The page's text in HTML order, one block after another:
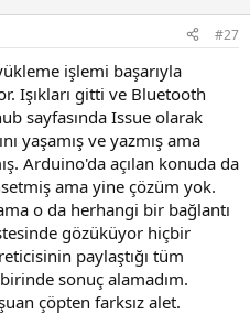
#27
işlemi başarıyla
Işıkları gitti ve Bluetooth
sayfasında Issue olarak
yaşamış ve yazmış ama
Arduino'da açılan konuda da
ama yine çözüm yok.
o da herhangi bir bağlantı
gözüküyor hiçbir
paylaştığı tüm
sonuç alamadım.
çöpten farksız alet.